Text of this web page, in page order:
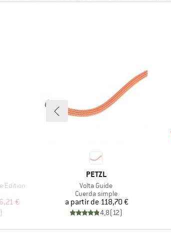
Edition
€
MARCA
PETZL
Artículo
Volta Guide
Product group
Cuerda simple
Precio
a partir de 118,70 €
4,8(12)